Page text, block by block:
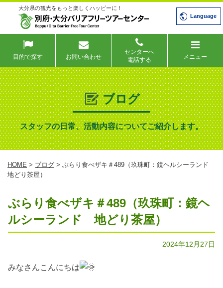
大分県の観光をもっと楽しくハッピーに！
Language
目的で探す お問い合わせ
センターへ
電話する
メニュー
ブログ
スタッフの日常、活動内容についてご紹介します。
HOME > ブログ > ぶらり食べザキ＃489（玖珠町：鏡ヘルシーランド
地どり茶屋）
ぶらり食べザキ＃489（玖珠町：鏡ヘ
ルシーランド 地どり茶屋）
2024年12月27日
みなさんこんにちは